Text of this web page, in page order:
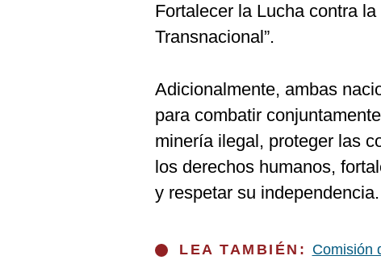
Fortalecer la Lucha contra
Transnacional”.
Adicionalmente, ambas
para combatir
minería ilegal, proteger las
los derechos humanos,
y respetar su independencia.
LEA TAMBIÉN: Comisión